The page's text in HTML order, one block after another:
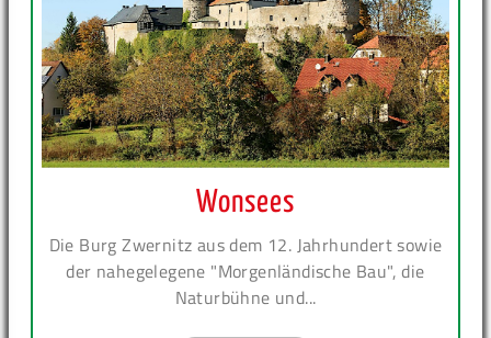
Wonsees
Die Burg Zwernitz aus dem 12. Jahrhundert sowie
der nahegelegene "Morgenländische Bau", die
Naturbühne und...